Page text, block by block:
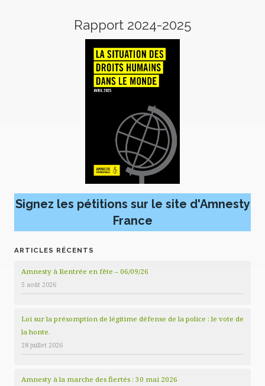
Rapport 2024-2025
Signez les pétitions sur le site d'Amnesty
France
ARTICLES RÉCENTS
Amnesty à Rentrée en fête – 06/09/26
5 août 2026
Loi sur la présomption de légitime défense de la police : le vote de
la honte.
28 juillet 2026
Amnesty à la marche des fiertés : 30 mai 2026